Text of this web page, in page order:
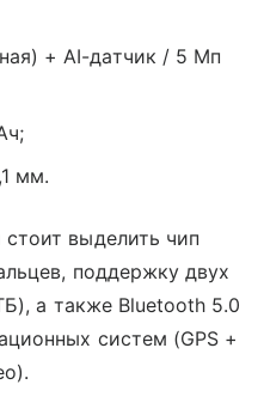
+ AI-датчик / 5 Мп
мм.
выделить чип
поддержку двух
а такжеBluetooth 5.0
систем (GPS +